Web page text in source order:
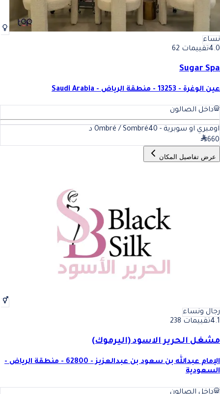
نساء
4.0تقييمات 62
Sugar Spa
عين الوغرة - 13253 - منطقة الرياض - Saudi Arabia
داخل الصالون
اومبري او سوبرية - Ombré / Sombré 40
د
660
عرض تفاصيل المكان
رجال ونساء
4.1تقييمات 238
مشغل الحرير الاسود (اليرموك)
الإمام عبدالله بن سعود بن عبدالعزيز - 62800 - منطقة الرياض -
السعودية
داخل الصالون